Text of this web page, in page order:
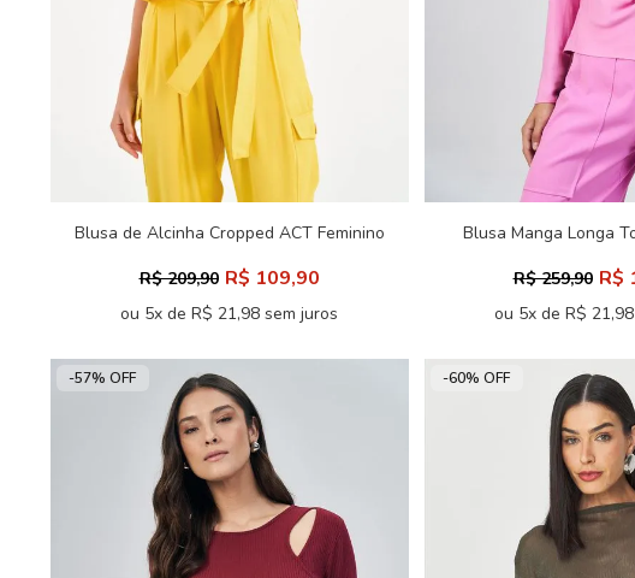
Blusa de Alcinha Cropped ACT Feminino
R$ 209,90 R$ 109,90
ou 5x de R$ 21,98 sem juros
Blusa Manga Longa
R$ 259,90 R$
ou 5x de R$
-57% OFF -60% OFF